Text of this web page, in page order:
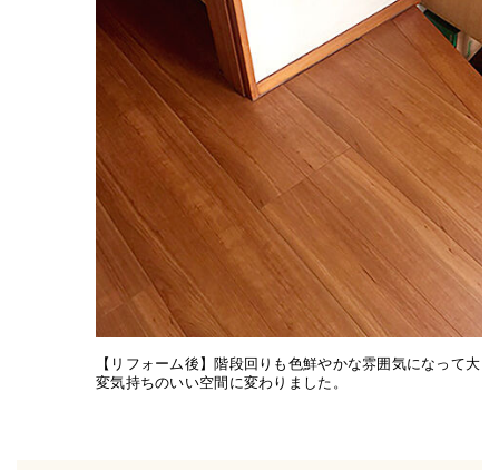
【リフォーム後】階段回りも色鮮やかな雰囲気になって大
変気持ちのいい空間に変わりました。